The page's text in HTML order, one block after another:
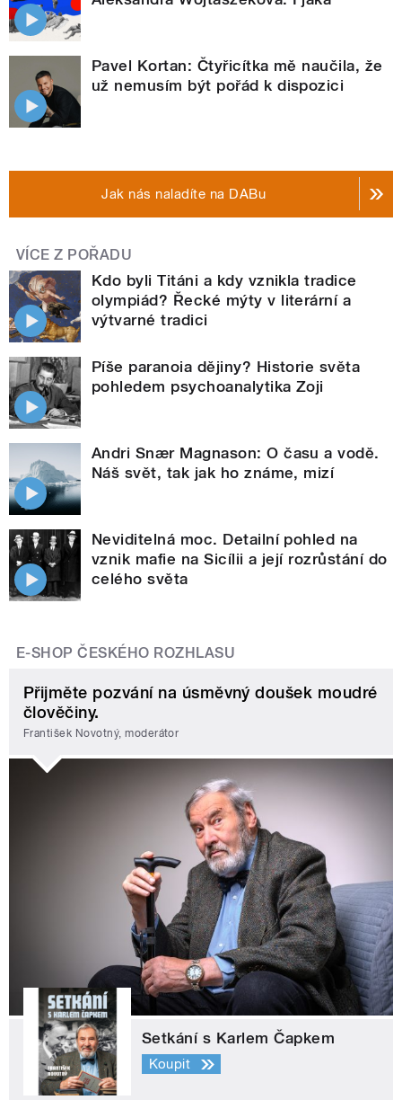
Pavel Kortan: Čtyřicítka mě naučila, že
už nemusím být pořád k dispozici
Jak nás naladíte na DABu
VÍCE Z POŘADU
Kdo byli Titáni a kdy vznikla tradice
olympiád? Řecké mýty v literární a
výtvarné tradici
Píše paranoia dějiny? Historie světa
pohledem psychoanalytika Zoji
Andri Snær Magnason: O času a vodě.
Náš svět, tak jak ho známe, mizí
Neviditelná moc. Detailní pohled na
vznik mafie na Sicílii a její rozrůstání do
celého světa
E-SHOP ČESKÉHO ROZHLASU
Přijměte pozvání na úsměvný doušek moudré
člověčiny.
František Novotný, moderátor
Setkání s Karlem Čapkem
Koupit